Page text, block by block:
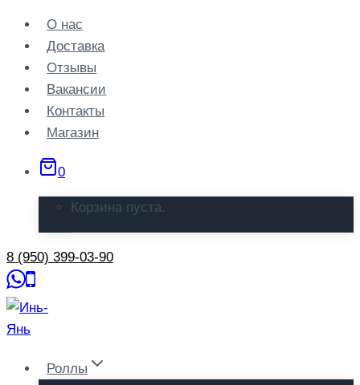
Перейти
содержанию
О нас
Доставка
Отзывы
Вакансии
Контакты
Магазин
0
Корзина пуста.
8 (950) 399-03-90
Роллы